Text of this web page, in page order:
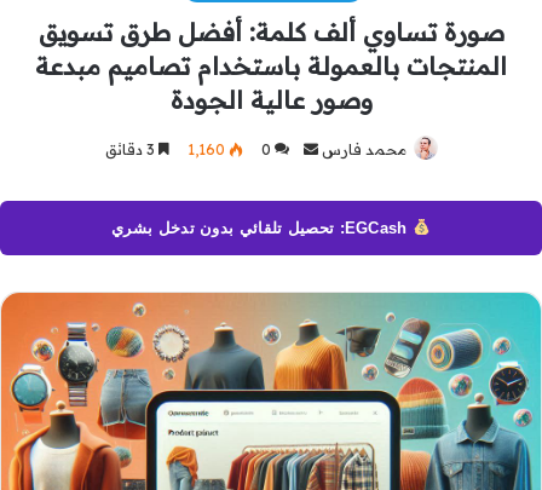
صورة تساوي ألف كلمة: أفضل طرق تسويق
المنتجات بالعمولة باستخدام تصاميم مبدعة
وصور عالية الجودة
محمد فارس
أرسل
إلكترونيا
0 1٬160